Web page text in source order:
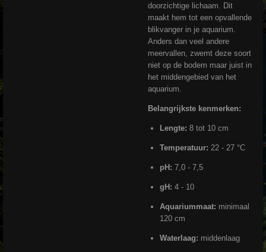
doorzichtige lichaam. Dit
maakt hem tot een opvallende
blikvanger in je aquarium.
Anders dan veel andere
meervallen, zwemt deze soort
niet op de bodem maar juist in
het middengebied van het
aquarium.
Belangrijkste kenmerken:
Lengte: 8 tot 10 cm
Temperatuur: 22 - 27 °C
pH: 7,0 - 7,5
gH: 4 - 10
Aquariummaat: minimaal
120 cm
Waterlaag: middenlaag